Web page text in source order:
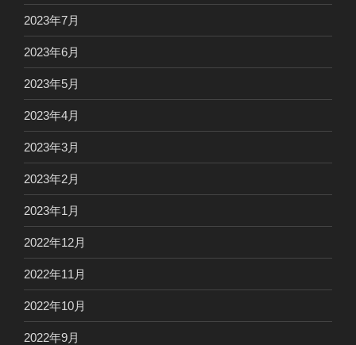
2023年7月
2023年6月
2023年5月
2023年4月
2023年3月
2023年2月
2023年1月
2022年12月
2022年11月
2022年10月
2022年9月